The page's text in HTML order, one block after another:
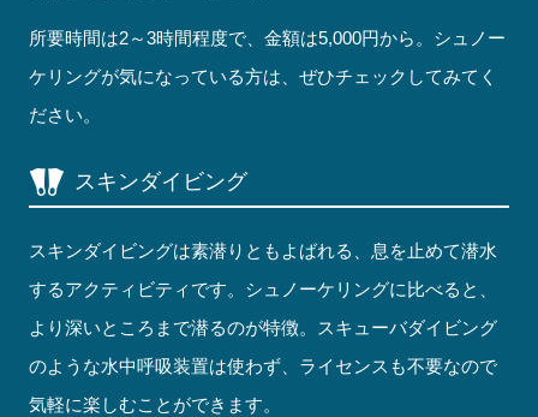
所要時間は2～3時間程度で、金額は5,000円から。シュノー
ケリングが気になっている方は、ぜひチェックしてみてく
ださい。
スキンダイビング
スキンダイビングは素潜りともよばれる、息を止めて潜水
するアクティビティです。シュノーケリングに比べると、
より深いところまで潜るのが特徴。スキューバダイビング
のような水中呼吸装置は使わず、ライセンスも不要なので
気軽に楽しむことができます。